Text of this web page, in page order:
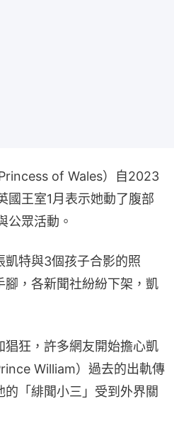
of Wales）自2023
國王室1月表示她動了腹部
公眾活動。
凱特與3個孩子合影的照
腳，各新聞社紛紛下架，凱
猖狂，許多網友開始擔心凱
William）過去的出軌傳
的「緋聞小三」受到外界關